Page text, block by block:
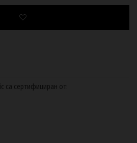
са сертифициран от: